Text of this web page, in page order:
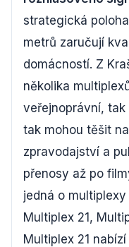
strategická
metrů zaručují
domácností. Z
několika
veřejnoprávní,
tak mohou těšit
zpravodajství a
přenosy až po
jedná o
Multiplex 21,
Multiplex 21